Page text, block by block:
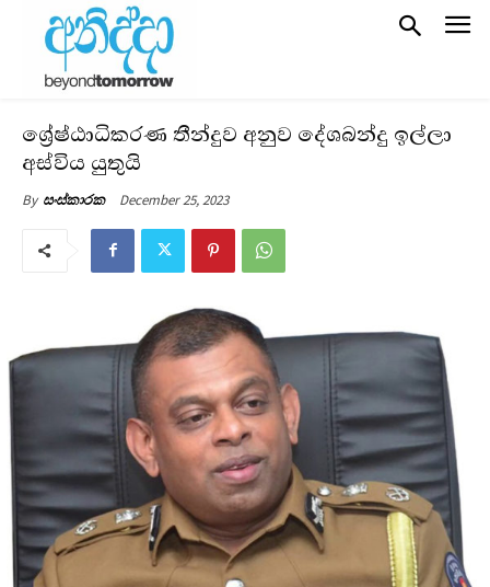
ශ්‍රේෂ්ඨාධිකරණ තීන්දුව අනුව දේශබන්දු ඉල්ලා
අස්විය යුතුයි
By සංස්කාරක December 25, 2023